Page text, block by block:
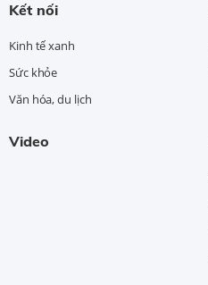
Kết nối
Kinh tế xanh
Sức khỏe
Văn hóa, du lịch
Video